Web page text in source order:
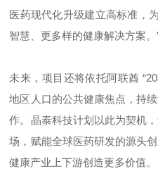
医药现代化升级建立高标准，
智慧、更多样的健康解决方案。
未来，项目还将依托阿联酋
地区人口的公共健康焦点，持
作。晶泰科技计划以此为契机
场，赋能全球医药研发的源头
健康产业上下游创造更多价值。